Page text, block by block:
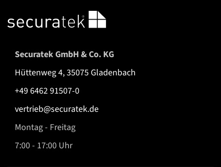
Securatek GmbH & Co. KG
Hüttenweg 4, 35075 Gladenbach
+49 6462 91507-0
vertrieb@securatek.de
Montag - Freitag
7:00 - 17:00 Uhr